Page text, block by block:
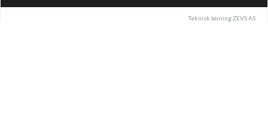
Teknisk løsningZEVS AS